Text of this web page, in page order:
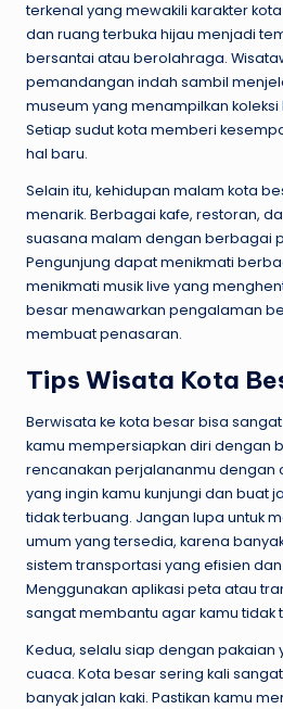
terkenal yang mewakili karakter
dan ruang terbuka hijau menjadi
bersantai atau berolahraga.
pemandangan indah sambil
museum yang menampilkan
Setiap sudut kota memberi
hal baru.
Selain itu, kehidupan malam kota
menarik. Berbagai kafe, restoran,
suasana malam dengan berbagai
Pengunjung dapat menikmati
menikmati musik live yang
besar menawarkan pengalaman
membuat penasaran.
Tips Wisata Kota
Berwisata ke kota besar bisa
kamu mempersiapkan diri dengan
rencanakan perjalananmu dengan
yang ingin kamu kunjungi dan buat
tidak terbuang. Jangan lupa untuk
umum yang tersedia, karena
sistem transportasi yang efisien
Menggunakan aplikasi peta atau
sangat membantu agar kamu tidak
Kedua, selalu siap dengan pakaian
cuaca. Kota besar sering kali
banyak jalan kaki. Pastikan kamu